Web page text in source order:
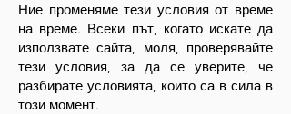
Ние променяме тези условия от време
на време. Всеки път, когато искате да
използвате сайта, моля, проверявайте
тези условия, за да се уверите, че
разбирате условията, които са в сила в
този момент.